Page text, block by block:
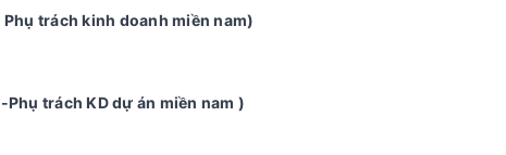
trách kinh doanh miền nam)
trách KD dự án miền nam )